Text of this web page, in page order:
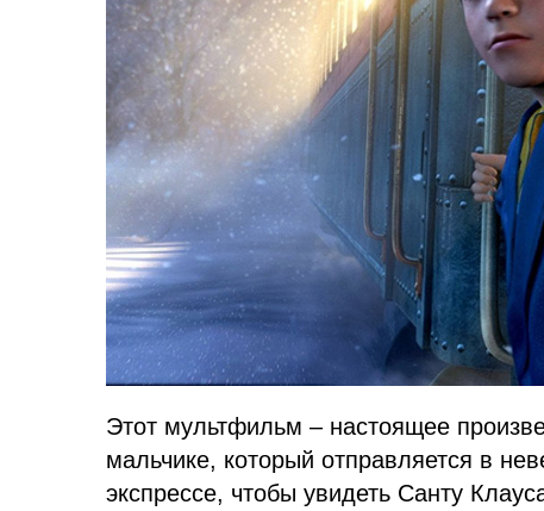
Этот мультфильм – настоящее
мальчике, который отправляется в
экспрессе, чтобы увидеть Санту